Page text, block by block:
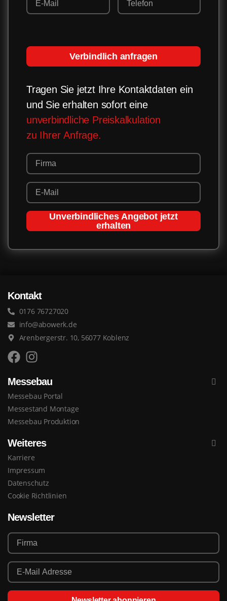
Verbindlich anfragen
Tragen Sie jetzt Ihre Kontaktdaten ein
und Sie erhalten sofort eine
unverbindliche Preiskalkulation
zu Ihrer Anfrage.
Unverbindliches Angebot jetzt
erhalten
Kontakt
0176 76727020
info@abowerk.de
Arenbergerstr. 10, 56077 Koblenz
Messebau
Messebau Portal
Messestand Montage
Messebau Produktion
Weiteres
Karriere
Impressum
Datenschutz
Cookie Richtlinien
Newsletter